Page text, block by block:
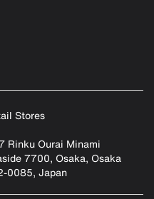
Stores
Rinku Ourai Minami
7700, Osaka, Osaka
0085, Japan